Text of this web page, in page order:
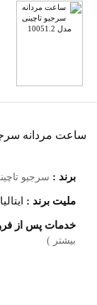
ساعت مردانه سرجیو
برند : سرجیو
ملیت برند : ایتالیا
خدمات پس از
بیشتر )